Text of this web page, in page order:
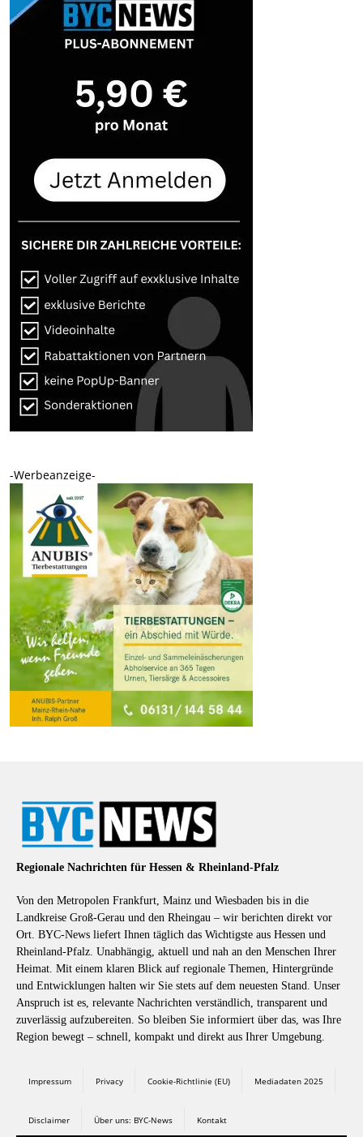
-Werbeanzeige-
Regionale Nachrichten für Hessen & Rheinland-Pfalz
Von den Metropolen Frankfurt, Mainz und Wiesbaden bis in die
Landkreise Groß-Gerau und den Rheingau – wir berichten direkt vor
Ort. BYC-News liefert Ihnen täglich das Wichtigste aus Hessen und
Rheinland-Pfalz. Unabhängig, aktuell und nah an den Menschen Ihrer
Heimat. Mit einem klaren Blick auf regionale Themen, Hintergründe
und Entwicklungen halten wir Sie stets auf dem neuesten Stand. Unser
Anspruch ist es, relevante Nachrichten verständlich, transparent und
zuverlässig aufzubereiten. So bleiben Sie informiert über das, was Ihre
Region bewegt – schnell, kompakt und direkt aus Ihrer Umgebung.
Impressum Privacy Cookie-Richtlinie (EU) Mediadaten 2025
Disclaimer Über uns: BYC-News Kontakt